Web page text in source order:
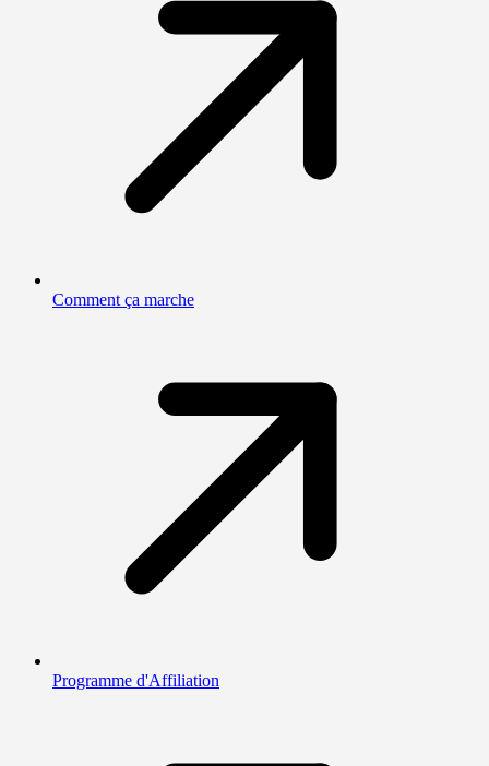
Comment ça marche
Programme d'Affiliation